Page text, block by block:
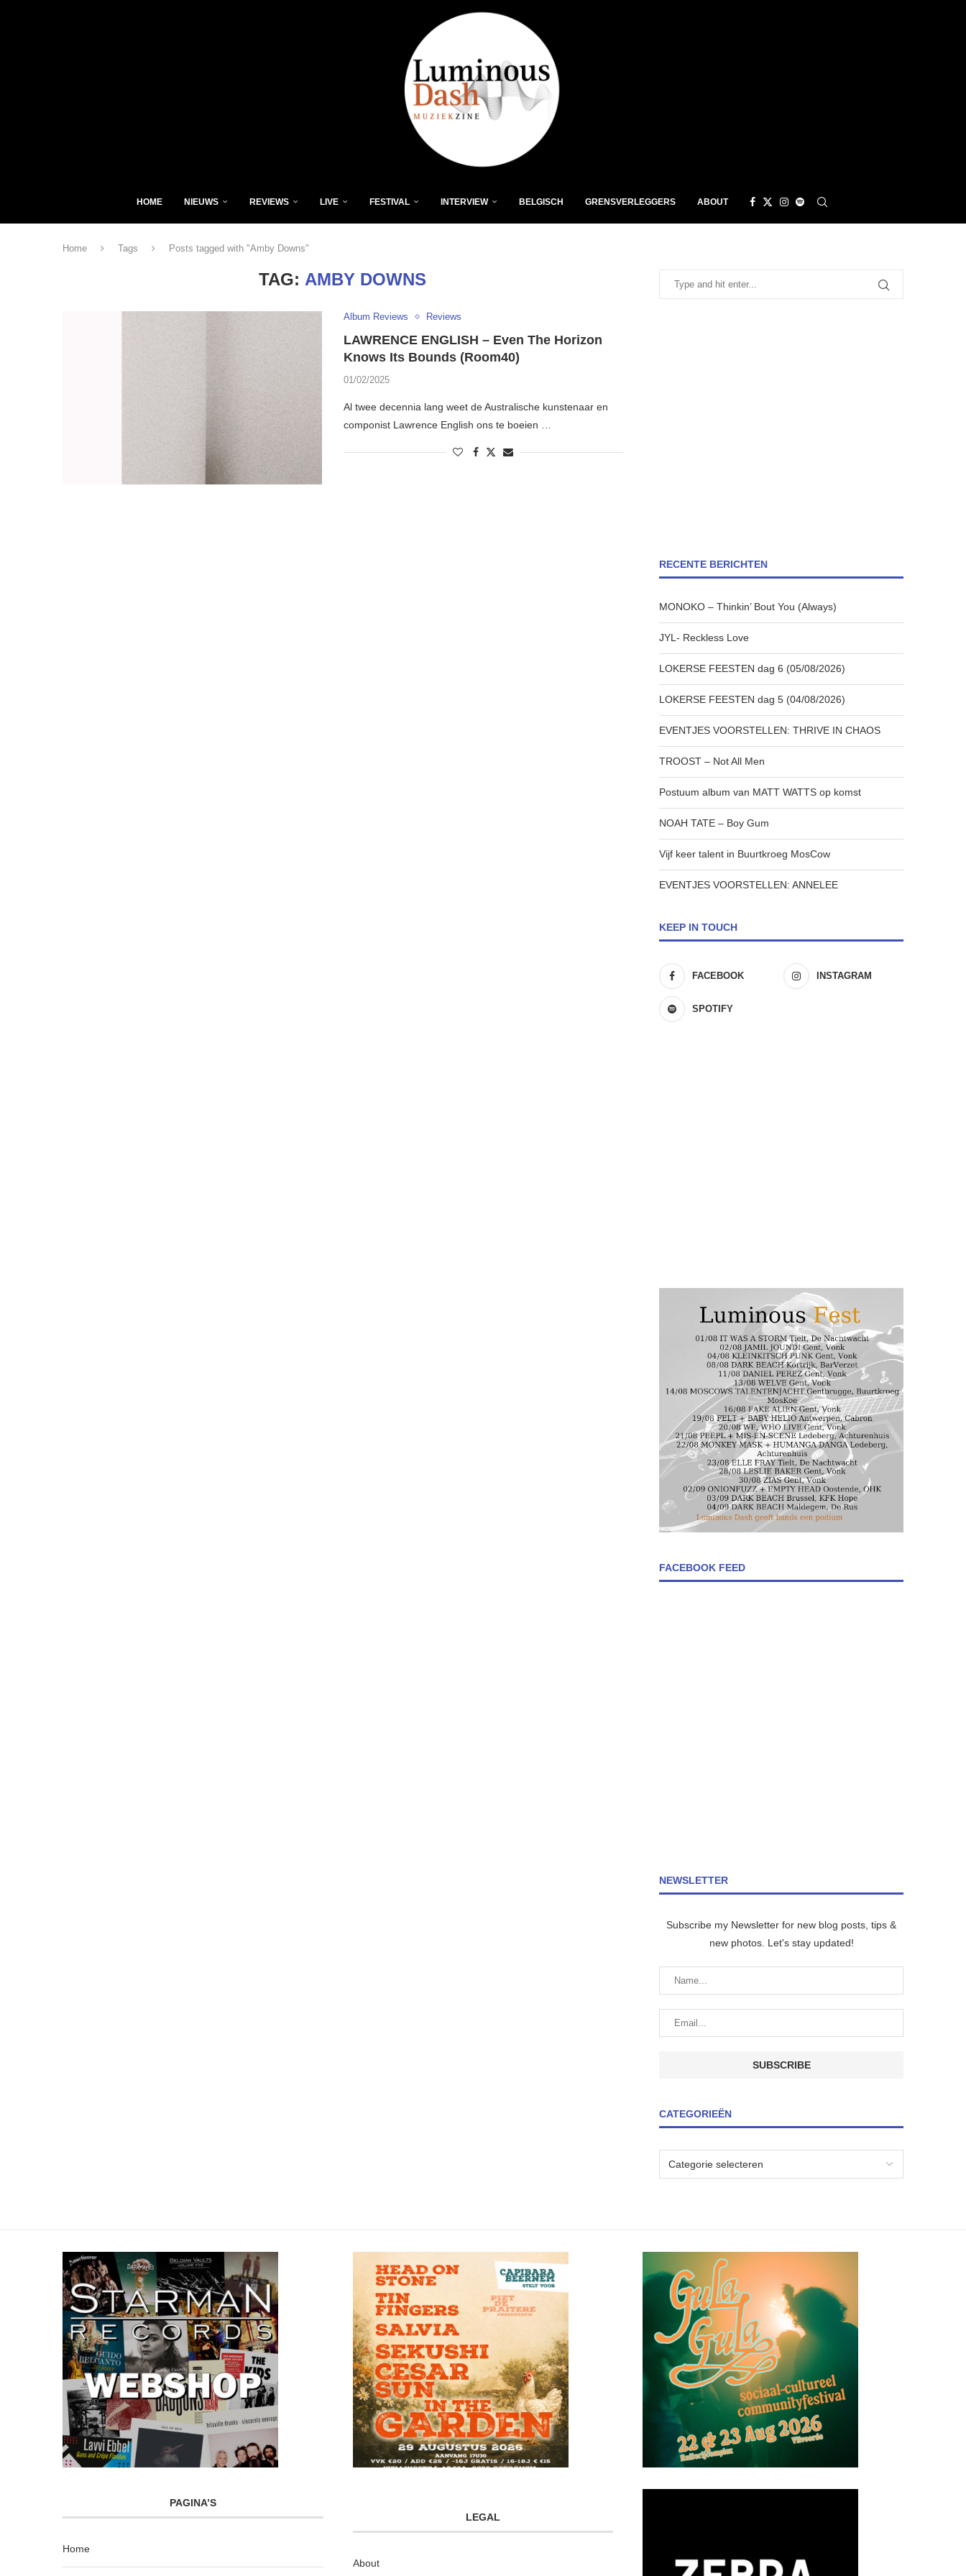
HOME NIEUWS REVIEWS LIVE FESTIVAL INTERVIEW BELGISCH GRENSVERLEGGERS ABOUT
Home Tags Posts tagged with "Amby Downs"
TAG: AMBY DOWNS
Album Reviews Reviews
LAWRENCE ENGLISH – Even The Horizon
Knows Its Bounds (Room40)
01/02/2025
Al twee decennia lang weet de Australische kunstenaar en
componist Lawrence English ons te boeien …
RECENTE BERICHTEN
MONOKO – Thinkin’ Bout You (Always)
JYL- Reckless Love
LOKERSE FEESTEN dag 6 (05/08/2026)
LOKERSE FEESTEN dag 5 (04/08/2026)
EVENTJES VOORSTELLEN: THRIVE IN CHAOS
TROOST – Not All Men
Postuum album van MATT WATTS op komst
NOAH TATE – Boy Gum
Vijf keer talent in Buurtkroeg MosCow
EVENTJES VOORSTELLEN: ANNELEE
KEEP IN TOUCH
FACEBOOK INSTAGRAM
SPOTIFY
FACEBOOK FEED
NEWSLETTER
Subscribe my Newsletter for new blog posts, tips &
new photos. Let's stay updated!
CATEGORIEËN
PAGINA’S
Home
LEGAL
About